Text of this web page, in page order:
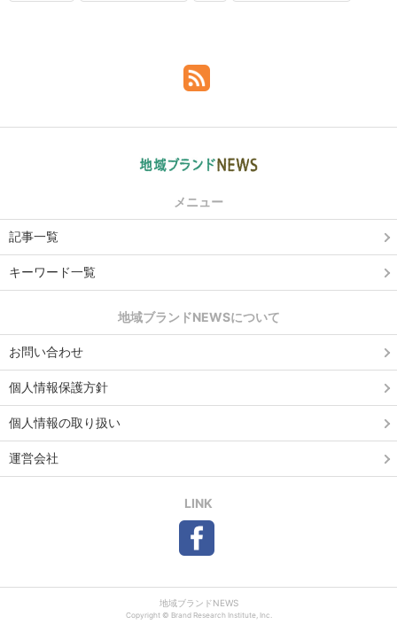
メニュー
記事一覧
キーワード一覧
地域ブランドNEWSについて
お問い合わせ
個人情報保護方針
個人情報の取り扱い
運営会社
LINK
地域ブランドNEWS
Copyright © Brand Research Institute, Inc.